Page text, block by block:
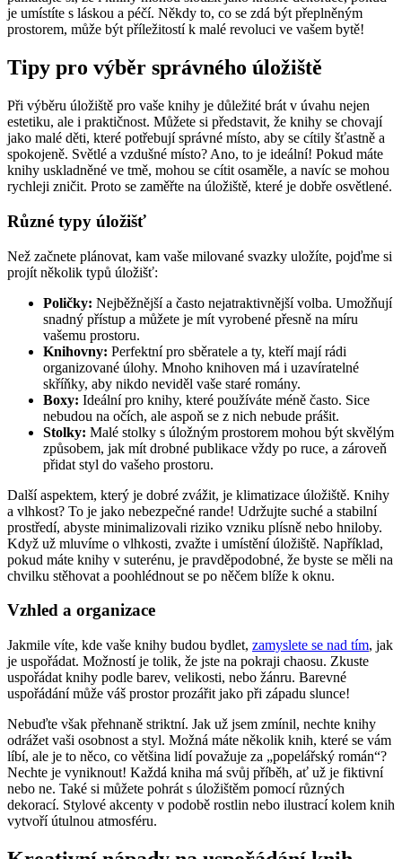
je umístíte s láskou a péčí. Někdy to, co se zdá být přeplněným
prostorem, může být příležitostí k malé revoluci ve vašem bytě!
Tipy pro výběr správného úložiště
Při výběru úložiště pro vaše knihy je důležité brát v úvahu nejen
estetiku, ale i praktičnost. Můžete si představit, že knihy se chovají
jako malé děti, které potřebují správné místo, aby se cítily šťastně a
spokojeně. Světlé a vzdušné místo? Ano, to je ideální! Pokud máte
knihy uskladněné ve tmě, mohou se cítit osaměle, a navíc se mohou
rychleji zničit. Proto se zaměřte na úložiště, které je dobře osvětlené.
Různé typy úložišť
Než začnete plánovat, kam vaše milované svazky uložíte, pojďme si
projít několik typů úložišť:
Poličky: Nejběžnější a často nejatraktivnější volba. Umožňují
snadný přístup a můžete je mít vyrobené přesně na míru
vašemu prostoru.
Knihovny: Perfektní pro sběratele a ty, kteří mají rádi
organizované úlohy. Mnoho knihoven má i uzavíratelné
skříňky, aby nikdo neviděl vaše staré romány.
Boxy: Ideální pro knihy, které používáte méně často. Sice
nebudou na očích, ale aspoň se z nich nebude prášit.
Stolky: Malé stolky s úložným prostorem mohou být skvělým
způsobem, jak mít drobné publikace vždy po ruce, a zároveň
přidat styl do vašeho prostoru.
Další aspektem, který je dobré zvážit, je klimatizace úložiště. Knihy
a vlhkost? To je jako nebezpečné rande! Udržujte suché a stabilní
prostředí, abyste minimalizovali riziko vzniku plísně nebo hniloby.
Když už mluvíme o vlhkosti, zvažte i umístění úložiště. Například,
pokud máte knihy v suterénu, je pravděpodobné, že byste se měli na
chvilku stěhovat a poohlédnout se po něčem blíže k oknu.
Vzhled a organizace
Jakmile víte, kde vaše knihy budou bydlet, zamyslete se nad tím, jak
je uspořádat. Možností je tolik, že jste na pokraji chaosu. Zkuste
uspořádat knihy podle barev, velikosti, nebo žánru. Barevné
uspořádání může váš prostor prozářit jako při západu slunce!
Nebuďte však přehnaně striktní. Jak už jsem zmínil, nechte knihy
odrážet vaši osobnost a styl. Možná máte několik knih, které se vám
líbí, ale je to něco, co většina lidí považuje za „popelářský román“?
Nechte je vyniknout! Každá kniha má svůj příběh, ať už je fiktivní
nebo ne. Také si můžete pohrát s úložištěm pomocí různých
dekorací. Stylové akcenty v podobě rostlin nebo ilustrací kolem knih
vytvoří útulnou atmosféru.